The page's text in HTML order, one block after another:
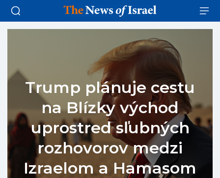
Trump plánuje cestu
na Blízky východ
uprostred sľubných
rozhovorov medzi
Izraelom a Hamasom